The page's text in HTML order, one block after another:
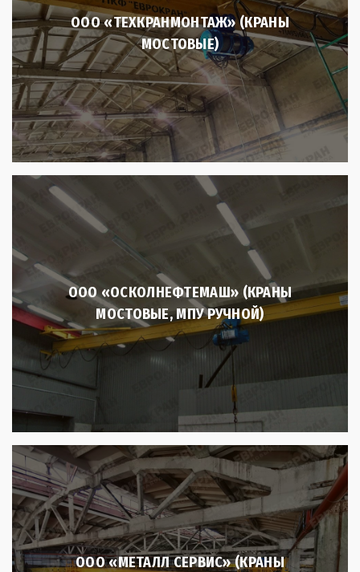
ООО «ТЕХКРАНМОНТАЖ» (КРАНЫ
МОСТОВЫЕ)
ООО «ОСКОЛНЕФТЕМАШ» (КРАНЫ
МОСТОВЫЕ, МПУ РУЧНОЙ)
ООО «МЕТАЛЛ СЕРВИС» (КРАНЫ